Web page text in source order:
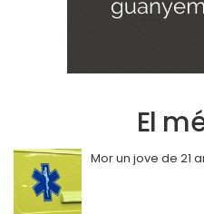
El
Mor un jove de 21